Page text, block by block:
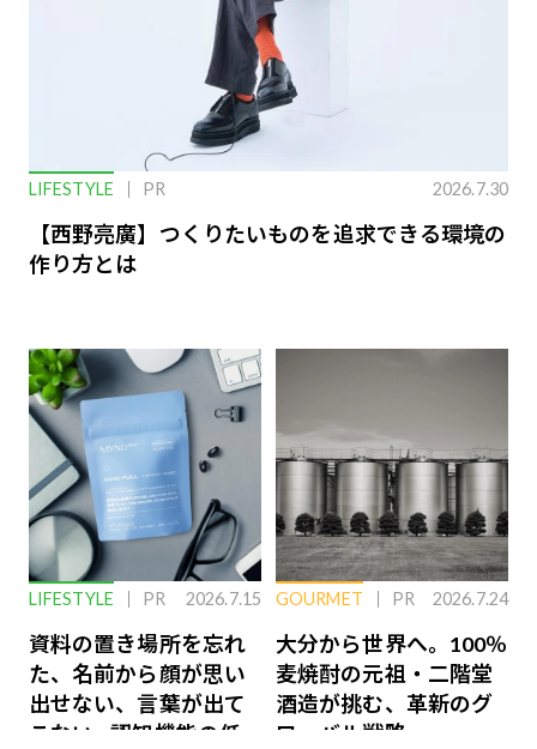
LIFESTYLE PR 2026.7.30
【西野亮廣】つくりたいものを追求できる環境の
作り方とは
LIFESTYLE PR 2026.7.15
資料の置き場所を忘れ
た、名前から顔が思い
出せない、言葉が出て
こない…認知機能の低
GOURMET PR 2026.7.24
大分から世界へ。100％
麦焼酎の元祖・二階堂
酒造が挑む、革新のグ
ローバル戦略